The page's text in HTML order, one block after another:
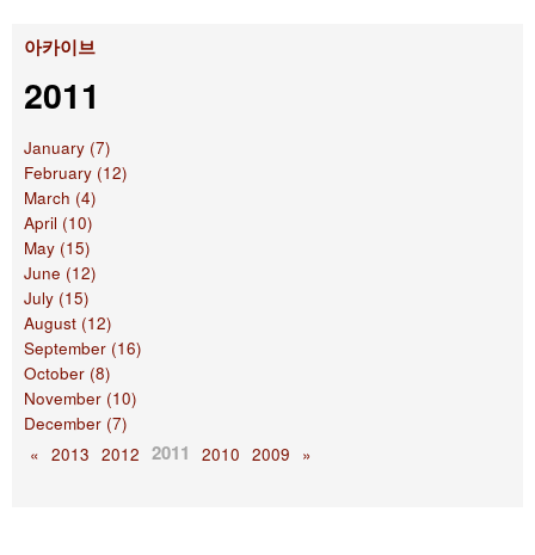
아카이브
2011
January (7)
February (12)
March (4)
April (10)
May (15)
June (12)
July (15)
August (12)
September (16)
October (8)
November (10)
December (7)
« 2013 2012 2011 2010 2009 »